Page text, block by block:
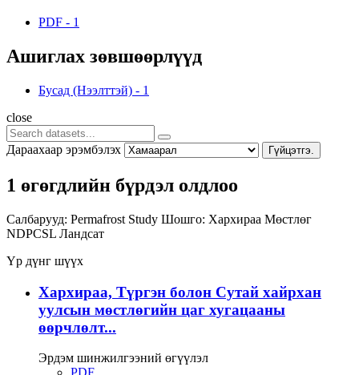
PDF - 1
Ашиглах зөвшөөрлүүд
Бусад (Нээлттэй) - 1
close
Дараахаар эрэмбэлэх Гүйцэтгэ.
1 өгөгдлийн бүрдэл олдлоо
Салбарууд: Permafrost Study Шошго: Хархираа Мөстлөг
NDPCSL Ландсат
Үр дүнг шүүх
Хархираа, Түргэн болон Сутай хайрхан
уулсын мөстлөгийн цаг хугацааны
өөрчлөлт...
Эрдэм шинжилгээний өгүүлэл